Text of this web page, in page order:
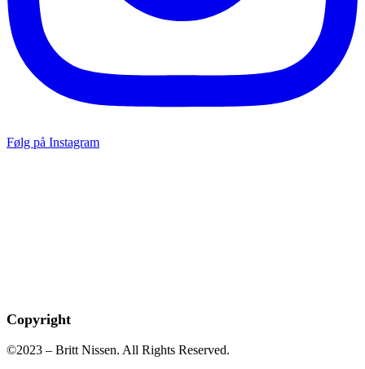
Følg på Instagram
Copyright
©2023 – Britt Nissen. All Rights Reserved.